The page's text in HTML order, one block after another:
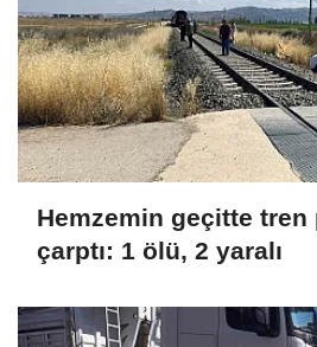
Hemzemin geçitte tren
çarptı: 1 ölü, 2 yaralı